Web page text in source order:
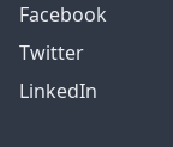
Facebook
Twitter
LinkedIn